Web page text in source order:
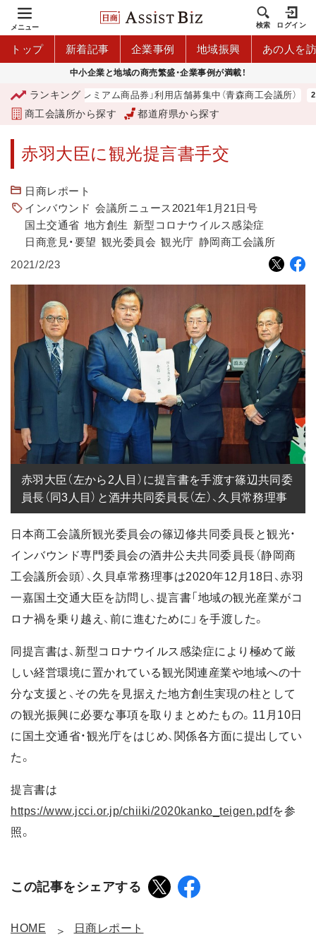
メニュー 検索 ログイン
トップ 新着記事 企業事例 地域振興 あの人を
中小企業と地域の商売繁盛・企業事例が満載！
ランキング
「青森市プレミアム商品券」利用店舗募集中（青森商工会議所）
商工会議所から探す 都道府県から探す
赤羽大臣に観光提言書手交
日商レポート
インバウンド 会議所ニュース2021年1月21日号
国土交通省 地方創生 新型コロナウイルス感染症
日商意見・要望 観光委員会 観光庁 静岡商工会議所
2021/2/23
赤羽大臣（左から2人目）に提言書を手渡す篠辺共同委
員長（同3人目）と酒井共同委員長（左）、久貝常務理事
日本商工会議所観光委員会の篠辺修共同委員長と観光・
インバウンド専門委員会の酒井公夫共同委員長（静岡商
工会議所会頭）、久貝卓常務理事は2020年12月18日、赤羽
一嘉国土交通大臣を訪問し、提言書「地域の観光産業がコ
ロナ禍を乗り越え、前に進むために」を手渡した。
同提言書は、新型コロナウイルス感染症により極めて厳
しい経営環境に置かれている観光関連産業や地域への十
分な支援と、その先を見据えた地方創生実現の柱として
の観光振興に必要な事項を取りまとめたもの。11月10日
に国土交通省・観光庁をはじめ、関係各方面に提出してい
た。
提言書は
https://www.jcci.or.jp/chiiki/2020kanko_teigen.pdfを参
照。
この記事をシェアする
HOME 日商レポート